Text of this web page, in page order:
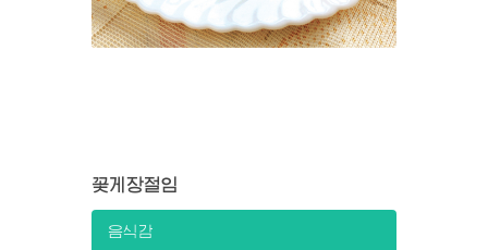
꽃게장절임
음식감